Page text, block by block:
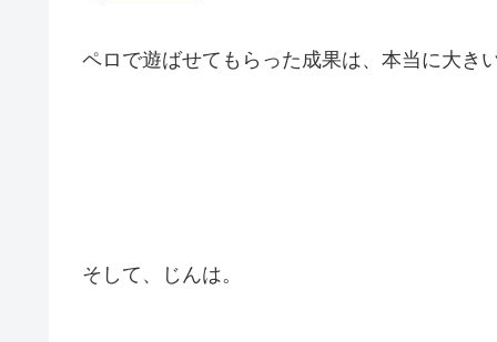
ペロで遊ばせてもらった成果は、本当に大き
そして、じんは。